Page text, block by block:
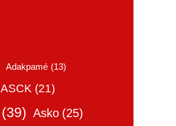
Adakpamé (13)
ASCK (21)
(39) Asko (25)